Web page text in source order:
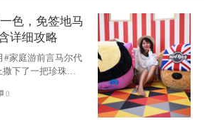
色，免签地马
详细攻略
#家庭游前言马尔代
下了一把珍珠，
0